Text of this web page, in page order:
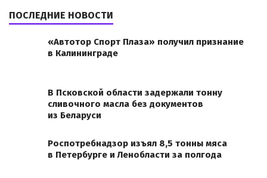
ПОСЛЕДНИЕ НОВОСТИ
«Автотор Спорт Плаза» получил признание
в Калининграде
В Псковской области задержали тонну
сливочного масла без документов
из Беларуси
Роспотребнадзор изъял 8,5 тонны мяса
в Петербурге и Ленобласти за полгода